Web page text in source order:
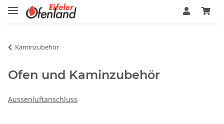
Kaminzubehör
Ofen und Kaminzubehör
Aussenluftanschluss